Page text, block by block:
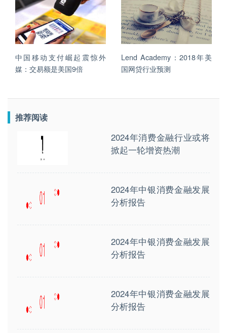
中国移动支付崛起震惊外
媒：交易额是美国9倍
Lend Academy：2018年美
国网贷行业预测
推荐阅读
2024年消费金融行业或将
掀起一轮增资热潮
2024年中银消费金融发展
分析报告
2024年中银消费金融发展
分析报告
2024年中银消费金融发展
分析报告